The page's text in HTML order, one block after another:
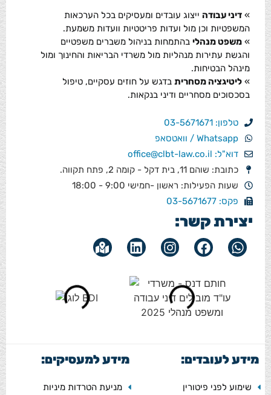
» דיני עבודה ייצוג עובדים ומעסיקים בכל הערכאות
המשפטיות וכן מול ועדות פריטטיות וועדות משמעת.
» משפט מנהלי בהתמחות בניהול משברים משפטיים
והגשת עתירות מנהליות מול משרדי הבריאות והחינוך ומול
מינהל הבטיחות.
» ליטיגציה מסחרית בדגש על חוזים עסקיים, טיפול
בסכסוכים מסחריים ודיני בנקאות.
טלפון: 03-5671671
Whatsapp / וואטסאפ
דוא"ל: office@clbt-law.co.il
כתובת: שוהם 11, בית דקל - קומה 2, פתח תקווה.
שעות הפעילות: ראשון -חמישי 9:00 - 18:00
פקס: 03-5671677
יצירת קשר:
מידע לעובדים:
שימוע לפני פיטורין
מידע למעסיקים:
מניעת הטרדות מיניות